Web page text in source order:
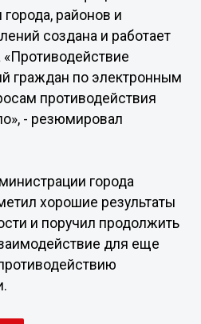
районов и
создана и работает
«Противодействие
граждан по электронным
противодействия
- резюмировал
города
хорошие результаты
и поручил продолжить
для еще